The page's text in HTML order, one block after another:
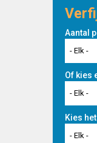
Aantal
- Elk -
Of kies
- Elk -
Kies
- Elk -